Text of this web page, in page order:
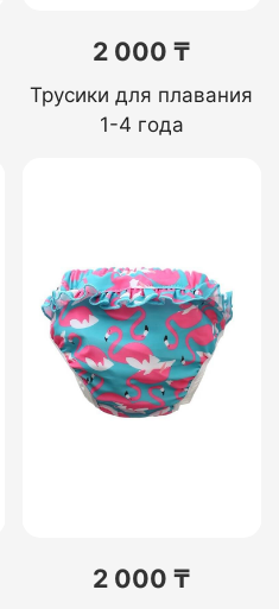
2 000 ₸
Трусики для плавания
1-4 года
2 000 ₸